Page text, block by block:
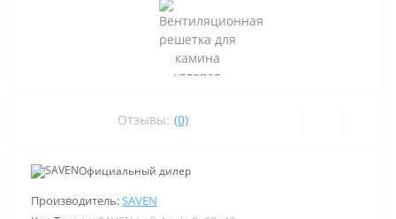
Отзывы: (0)
Производитель:SAVEN
Официальный дилер